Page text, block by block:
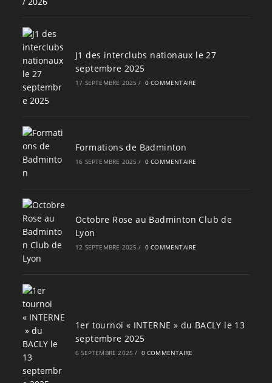
J1 des interclubs nationaux le 27
septembre 2025
17 SEPTEMBRE 2025 / 0 COMMENTAIRE
Formations de Badminton
16 SEPTEMBRE 2025 / 0 COMMENTAIRE
Octobre Rose au Badminton Club de
Lyon
12 SEPTEMBRE 2025 / 0 COMMENTAIRE
1er tournoi « INTERNE » du BACLY le 13
septembre 2025
6 SEPTEMBRE 2025 / 0 COMMENTAIRE